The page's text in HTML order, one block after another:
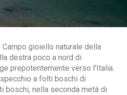
Campo gioiello naturale della
destra poco a nord di
prepotentemente verso l’Italia.
a folti boschi di
boschi, nella seconda metà di